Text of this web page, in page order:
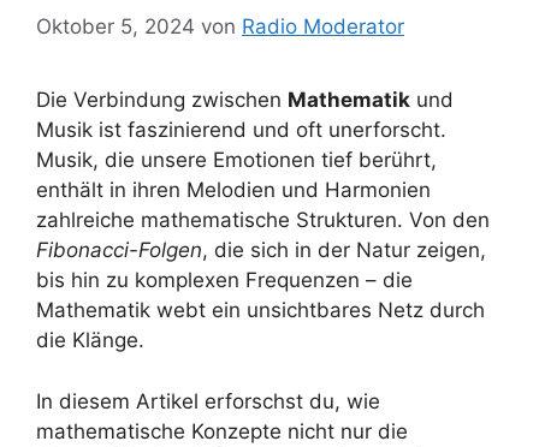
Oktober 5, 2024 von Radio Moderator
Die Verbindung zwischen Mathematik und
Musik ist faszinierend und oft unerforscht.
Musik, die unsere Emotionen tief berührt,
enthält in ihren Melodien und Harmonien
zahlreiche mathematische Strukturen. Von den
Fibonacci-Folgen, die sich in der Natur zeigen,
bis hin zu komplexen Frequenzen – die
Mathematik webt ein unsichtbares Netz durch
die Klänge.
In diesem Artikel erforschst du, wie
mathematische Konzepte nicht nur die